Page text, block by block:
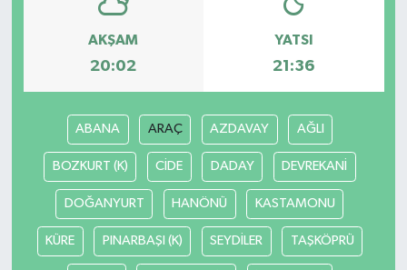
AKŞAM
20:02
YATSI
21:36
ABANA ARAÇ AZDAVAY AĞLI
BOZKURT (K) CİDE DADAY DEVREKANİ
DOĞANYURT HANÖNÜ KASTAMONU
KÜRE PINARBAŞI (K) SEYDİLER TAŞKÖPRÜ
MEDYA
OTOMOTİV
YAŞAM
KÜLTÜR SANAT